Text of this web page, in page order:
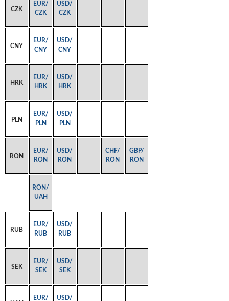
CZK
EUR/
CZK
USD/
CZK
CNY
EUR/
CNY
USD/
CNY
HRK
EUR/
HRK
USD/
HRK
PLN
EUR/
PLN
USD/
PLN
RON
EUR/
RON
USD/
RON
CHF/
RON
GBP/
RON
RON/
UAH
RUB
EUR/
RUB
USD/
RUB
SEK
EUR/
SEK
USD/
SEK
EUR/ USD/